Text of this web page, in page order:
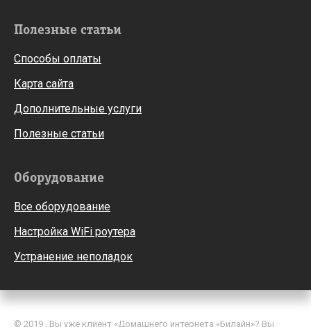
Полезные статьи
Способы оплаты
Карта сайта
Дополнительные услуги
Полезные статьи
Оборудование
Все оборудование
Настройка WiFi роутера
Устранение неполадок
© 2019 . Вы уже клиент «Домашнего интернета «Билайн»? Вы